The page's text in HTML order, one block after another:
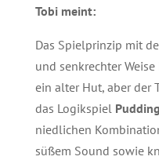
Tobi meint:
Das Spielprinzip mit
und senkrechter
ein alter Hut, aber der
das Logikspiel
niedlichen
süßem Sound sowie